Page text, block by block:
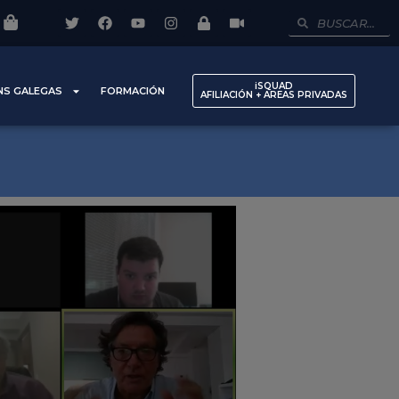
GALEGAS FORMACIÓN iSQUAD
AFILIACIÓN + AREAS PRIVADAS